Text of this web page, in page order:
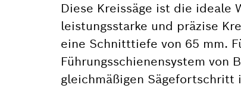
Diese Kreissäge ist die ideale
leistungsstarke und präzise
eine Schnitttiefe von 65 mm.
Führungsschienensystem
gleichmäßigen